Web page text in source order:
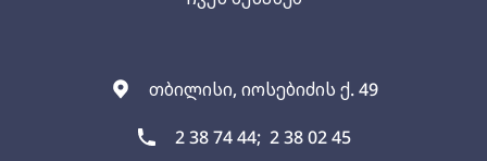
თბილისი, იოსებიძის ქ. 49
2 38 74 44; 2 38 02 45